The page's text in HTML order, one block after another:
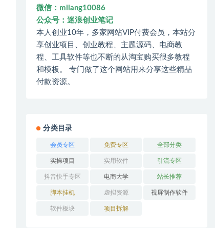
微信：milang10086
公众号：迷浪创业笔记
本人创业10年，多家网站VIP付费会员，本站分
享创业项目、创业教程、主题源码、电商教
程、工具软件等也不断的从淘宝购买很多教程
和模板。 专门做了这个网站用来分享这些精品
付款资源。
分类目录
会员专区 免费专区 全部分类
实操项目 实用软件 引流专区
抖音快手专区 电商大学 站长推荐
脚本挂机 虚拟资源 视屏制作软件
软件板块 项目拆解